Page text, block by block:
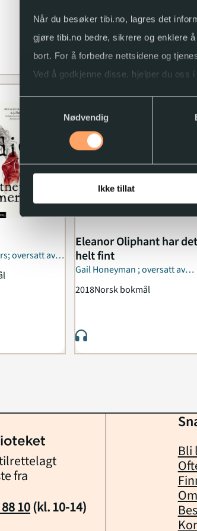
Når du besøker tibi.no, lagres det
gjøre tibi.no bedre, sikrere og enklere
bort. For å forbedre nettsidene og
Ved å godkjenne disse, hjelper du oss
Nødvendig
Ikke tillat
oversatt av
Eleanor Oliphant har det
helt fint
Gail Honeyman ; oversatt av
Cecilie Winger
2018Norsk bokmål
fra
10(kl.10-14)
Bli